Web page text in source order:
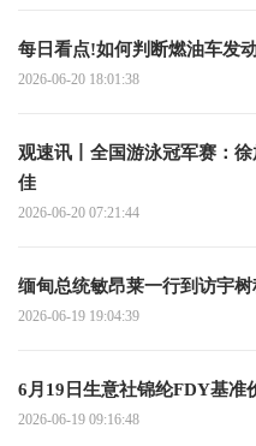
每日看点!如何判断燃油车发
2026-06-20 18:01:38
观速讯丨全国游泳冠军赛：
佳
2026-06-20 07:21:44
缅甸总统敏昂莱一行到访宇
2026-06-19 19:04:39
6月19日生意社锦纶FDY基准
2026-06-19 09:16:48